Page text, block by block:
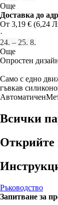
Още
Доставка до
От 3,19 € (6,24
·
24. – 25. 8.
Още
Опростен
Само с едно
гъвкав
Автоматичен
Всички
Открийте
Ръководство
Запитване за